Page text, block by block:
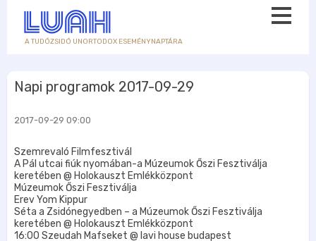
A TUDÓZSIDÓ UNORTODOX ESEMÉNYNAPTÁRA
Napi programok 2017-09-29
2017-09-29 09:00
Szemrevaló Filmfesztivál
A Pál utcai fiúk nyomában-a Múzeumok Őszi Fesztiválja
keretében @ Holokauszt Emlékközpont
Múzeumok Őszi Fesztiválja
Erev Yom Kippur
Séta a Zsidónegyedben – a Múzeumok Őszi Fesztiválja
keretében @ Holokauszt Emlékközpont
16:00 Szeudah Mafseket @ lavi house budapest